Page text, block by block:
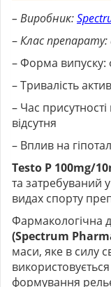
– Виробник:
–Клас препарату:
– Форма випуску:
– Тривалість
– Час
відсутня
– Вплив на
Testo P 100mg/
та затребуваний
видах спорту
Фармакологічна
(Spectrum
маси, яке в силу
формування